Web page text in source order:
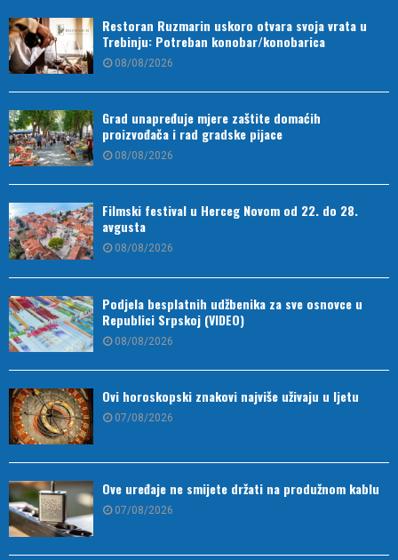
Restoran Ruzmarin uskoro otvara svoja vrata u
Trebinju: Potreban konobar/konobarica
08/08/2026
Grad unapređuje mjere zaštite domaćih
proizvođača i rad gradske pijace
08/08/2026
Filmski festival u Herceg Novom od 22. do 28.
avgusta
08/08/2026
Podjela besplatnih udžbenika za sve osnovce u
Republici Srpskoj (VIDEO)
08/08/2026
Ovi horoskopski znakovi najviše uživaju u ljetu
07/08/2026
Ove uređaje ne smijete držati na produžnom kablu
07/08/2026